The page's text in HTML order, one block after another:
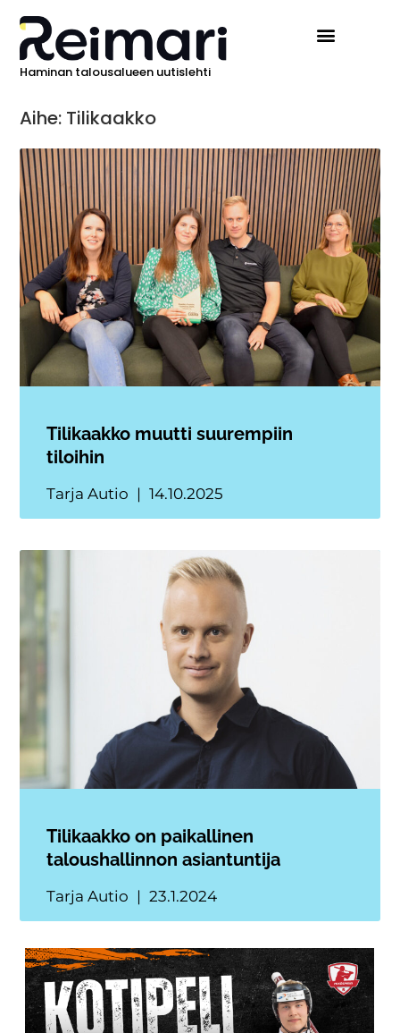
Haminan talousalueen uutislehti
Aihe: Tilikaakko
Tilikaakko muutti suurempiin
tiloihin
Tarja Autio 14.10.2025
Tilikaakko on paikallinen
taloushallinnon asiantuntija
Tarja Autio 23.1.2024